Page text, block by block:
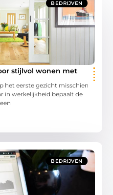
BEDRIJVEN
stijlvol wonen met
het eerste gezicht misschien
in werkelijkheid bepaalt de
BEDRIJVEN